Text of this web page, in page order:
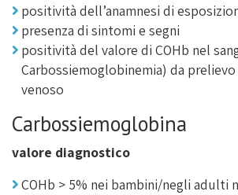
positività dell’anamnesi di
presenza di sintomi e segni
positività del valore di COHb nel
Carbossiemoglobinemia) da
venoso
Carbossiemoglobina
valore diagnostico
COHb > 5% nei bambini/negli adulti